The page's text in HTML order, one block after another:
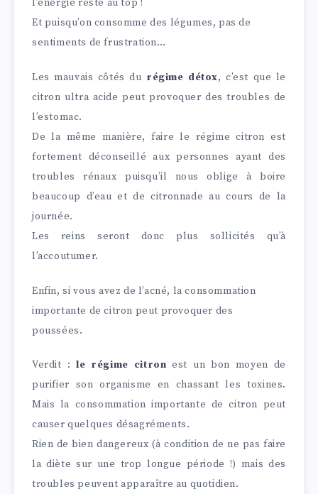
l’énergie reste au top !
Et puisqu’on consomme des légumes, pas de
sentiments de frustration…
Les mauvais côtés du régime détox, c’est que le
citron ultra acide peut provoquer des troubles de
l’estomac.
De la même manière, faire le régime citron est
fortement déconseillé aux personnes ayant des
troubles rénaux puisqu’il nous oblige à boire
beaucoup d’eau et de citronnade au cours de la
journée.
Les reins seront donc plus sollicités qu’à
l’accoutumer.
Enfin, si vous avez de l’acné, la consommation
importante de citron peut provoquer des
poussées.
Verdit :le régime citron est un bon moyen de
purifier son organisme en chassant les toxines.
Mais la consommation importante de citron peut
causer quelques désagréments.
Rien de bien dangereux (à condition de ne pas faire
la diète sur une trop longue période !) mais des
troubles peuvent apparaître au quotidien.